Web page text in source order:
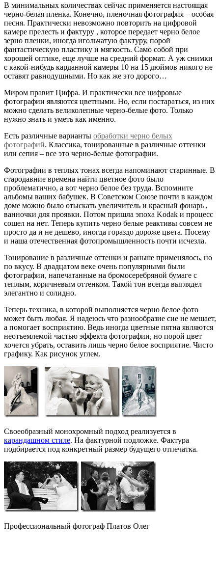
В минимальных количествах сейчас применяется настоящая
черно-белая пленка. Конечно, пленочная фотография – особая
песня. Практически невозможно повторить на цифровой
камере прелесть и фактуру , которое передает черно белое
зерно пленки, иногда игольчатую фактуру, порой
фантастическую пластику и мягкость. Само собой при
хорошей оптике, еще лучше на средний формат. А уж снимки
с какой-нибудь карданной камеры 10 на 15 дюймов никого не
оставят равнодушными. Но как же это дорого…
Миром правит Цифра. И практически все цифровые
фотографии являются цветными. Но, если постараться, из них
можно сделать великолепные черно-белые фото. Только
нужно знать и уметь как именно.
Есть различные варианты обработки черно белых
фотографий. Классика, тонированные в различные оттенки
или сепия – все это черно-белые фотографии.
Фотографии в теплых тонах всегда напоминают старинные. В
стародавние времена найти цветное фото было
проблематично, а вот черно белое без труда. Вспомните
альбомы ваших бабушек. В Советском Союзе почти в каждом
доме можно было отыскать увеличитель и красный фонарь ,
ванночки для проявки. Потом пришла эпоха Kodak и процесс
сошел на нет. Теперь купить черно белые реактивы совсем не
просто да и не дешево, иногда гораздо дороже цвета. Посему
и наша отечественная фотопромышленность почти исчезла.
Тонирование в различные оттенки и раньше применялось, но
по вкусу. В двадцатом веке очень популярными были
фотографии, напечатанные на бромосеребряной бумаге с
теплым, коричневым оттенком. Такой тон всегда выглядел
элегантно и солидно.
Теперь техника, в которой выполняется черно белое фото
может быть любая. Я надеюсь что разнообразие сие не мешает,
а помогает восприятию. Ведь иногда цветные пятна являются
неотъемлемой частью эффекта фотографии, но порой цвет
хочется убрать, оставить лишь черно белое восприятие. Чисто
графику. Как рисунок углем.
Своеобразный монохромный подход реализуется в
карандашном стиле. На фактурной подложке. Фактура
подбирается под конкретный размер будущего отпечатка.
Профессиональный фотограф Платов Олег